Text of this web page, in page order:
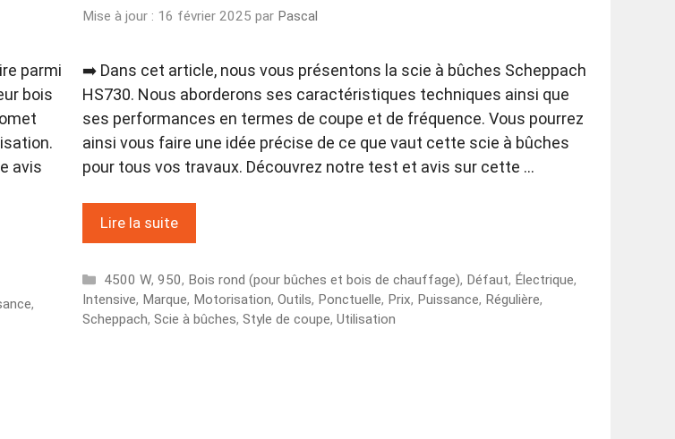
parmi
bois
avis
,
Mise à jour : 16 février 2025 par Pascal
➡️ Dans cet article, nous vous présentons la scie à bûches Scheppach
HS730. Nous aborderons ses caractéristiques techniques ainsi que
ses performances en termes de coupe et de fréquence. Vous pourrez
ainsi vous faire une idée précise de ce que vaut cette scie à bûches
pour tous vos travaux. Découvrez notre test et avis sur cette …
Lire la suite
Catégories
4500 W,950, Bois rond (pour bûches et bois de chauffage), Défaut, Électrique,
Intensive, Marque, Motorisation, Outils, Ponctuelle, Prix, Puissance, Régulière,
Scheppach, Scie à bûches, Style de coupe, Utilisation